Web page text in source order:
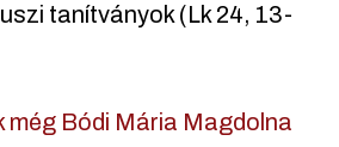
tanítványok (Lk 24, 13-
még Bódi Mária Magdolna